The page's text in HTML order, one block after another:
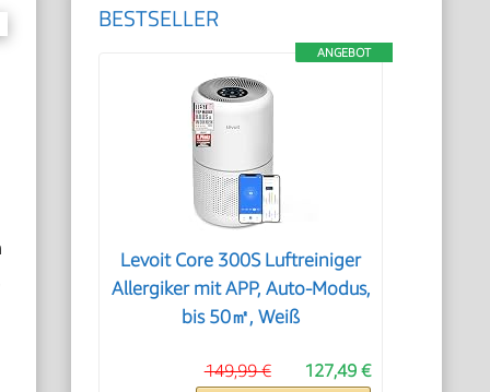
BESTSELLER
ANGEBOT
Levoit Core 300S Luftreiniger
Allergiker mit APP, Auto-Modus,
bis 50㎡, Weiß
127,49 €
149,99 €